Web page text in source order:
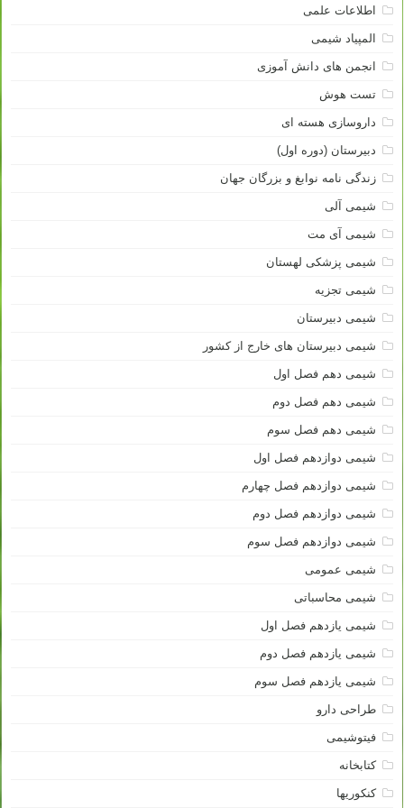
اطلاعات علمی
المپیاد شیمی
انجمن های دانش آموزی
تست هوش
داروسازی هسته ای
دبیرستان (دوره اول)
زندگی نامه نوابغ و بزرگان جهان
شیمی آلی
شیمی آی مت
شیمی پزشکی لهستان
شیمی تجزیه
شیمی دبیرستان
شیمی دبیرستان های خارج از کشور
شیمی دهم فصل اول
شیمی دهم فصل دوم
شیمی دهم فصل سوم
شیمی دوازدهم فصل اول
شیمی دوازدهم فصل چهارم
شیمی دوازدهم فصل دوم
شیمی دوازدهم فصل سوم
شیمی عمومی
شیمی محاسباتی
شیمی یازدهم فصل اول
شیمی یازدهم فصل دوم
شیمی یازدهم فصل سوم
طراحی دارو
فیتوشیمی
کتابخانه
کنکوریها